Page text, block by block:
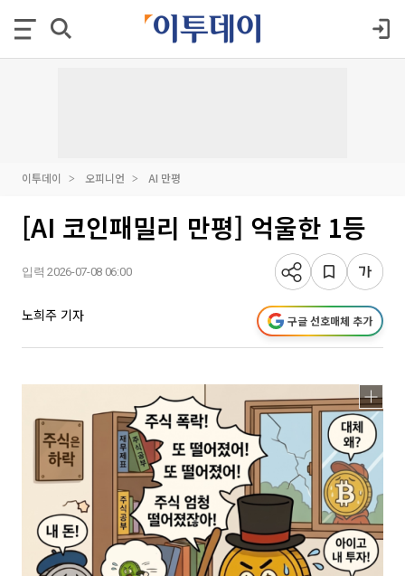
이투데이 오피니언 AI 만평
[AI 코인패밀리 만평] 억울한 1등
입력 2026-07-08 06:00
노희주 기자 구글 선호매체 추가